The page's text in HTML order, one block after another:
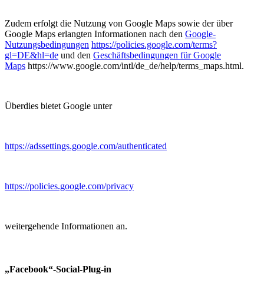
Zudem erfolgt die Nutzung von Google Maps sowie der über
Google Maps erlangten Informationen nach den Google-
Nutzungsbedingungen https://policies.google.com/terms?
gl=DE&hl=de und den Geschäftsbedingungen für Google
Maps https://www.google.com/intl/de_de/help/terms_maps.html.
Überdies bietet Google unter
https://adssettings.google.com/authenticated
https://policies.google.com/privacy
weitergehende Informationen an.
„Facebook“-Social-Plug-in